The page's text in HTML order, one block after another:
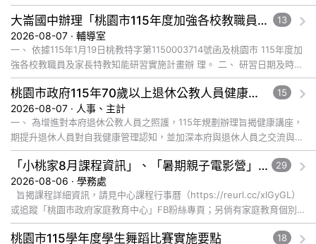
正，為協助各教育階段教師、學生、家長及主管機關... 觀看完整文章
大崙國中辦理「桃園市115年度加強各校教職員及家長特教知能研習」，鼓勵教師、特教助理員、家長踴躍報名參加 13
2026-08-07 · 輔導室
一、 依據115年1月19日桃教特字第1150003714號函及桃園市 115年度加
強各校教職員及家長特教知能研習實施計畫辦 理。 二、 研習日期及時
間：115年8月28日(五)上午9:00-12:... 觀看完整文章
桃園市政府115年70歲以上退休公教人員健康講座「吃得安心，動得舒心」，歡迎退休同仁踴躍參加 15
2026-08-07 · 人事、主計
一、 為增進對本府退休公教人員之照護，115年規劃辦理旨揭健康講座，
期提升退休人員對自我健康管理認知，並加深本府與退休人員之交流與情
誼，講座內容說明如下： (一) 辦理日期及地點： １、 ... 觀看完整文章
「小桃家8月課程資訊」、「暑期親子電影營」、「祖孫樂淘桃」、「愛『原原』不絕-親子共學同樂會」 29
2026-08-06 · 學務處
或追蹤「桃園市政府家庭教育中心」FB粉絲專頁；另倘有家庭教育個別
化服務需求，可撥打41281... 觀看完整文章
桃園市115學年度學生舞蹈比賽實施要點 18